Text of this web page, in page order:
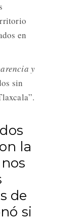
en
y
sin
la
de
si